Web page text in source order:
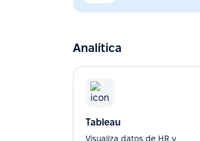
Analítica
Tableau
Visualiza datos de HR y